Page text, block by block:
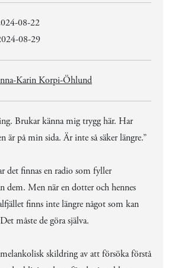
08-22
08-29
Karin Korpi-Öhlund
Brukar känna mig trygg här. Har
på min sida. Är inte så säker längre.”
det finnas en radio som fyller
dem. Men när en dotter och hennes
finns inte längre något som kan
måste de göra själva.
skildring av att försöka förstå